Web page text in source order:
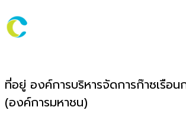
ที่อยู่ องค์การบริหารจัดการก๊าซเรือน
(องค์การมหาชน)